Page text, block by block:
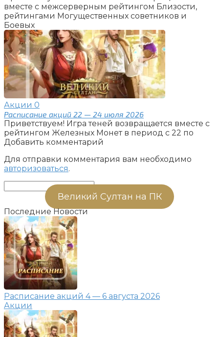
вместе с межсерверным рейтингом Близости,
рейтингами Могущественных советников и
Боевых
Акции 0
Расписание акций 22 — 24 июля 2026
Приветствуем! Игра теней возвращается вместе с
рейтингом Железных Монет в период с 22 по
Добавить комментарий
Для отправки комментария вам необходимо
авторизоваться.
Великий Султан на ПК
Последние Новости
Расписание акций 4 — 6 августа 2026
Акции